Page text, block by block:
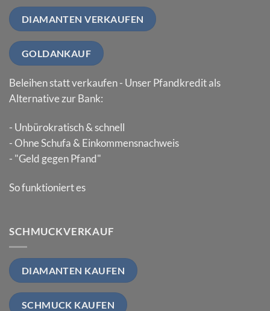
DIAMANTEN VERKAUFEN
GOLDANKAUF
Beleihen statt verkaufen - Unser Pfandkredit als
Alternative zur Bank:
- Unbürokratisch & schnell
- Ohne Schufa & Einkommensnachweis
- "Geld gegen Pfand"
So funktioniert es
SCHMUCKVERKAUF
DIAMANTEN KAUFEN
SCHMUCK KAUFEN